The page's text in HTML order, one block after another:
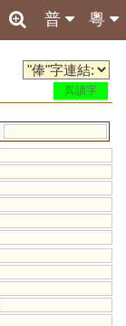
粵
普
異讀字